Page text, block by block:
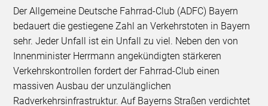
Der Allgemeine Deutsche Fahrrad-Club (ADFC) Bayern
bedauert die gestiegene Zahl an Verkehrstoten in Bayern
sehr. Jeder Unfall ist ein Unfall zu viel. Neben den von
Innenminister Herrmann angekündigten stärkeren
Verkehrskontrollen fordert der Fahrrad-Club einen
massiven Ausbau der unzulänglichen
Radverkehrsinfrastruktur. Auf Bayerns Straßen verdichtet